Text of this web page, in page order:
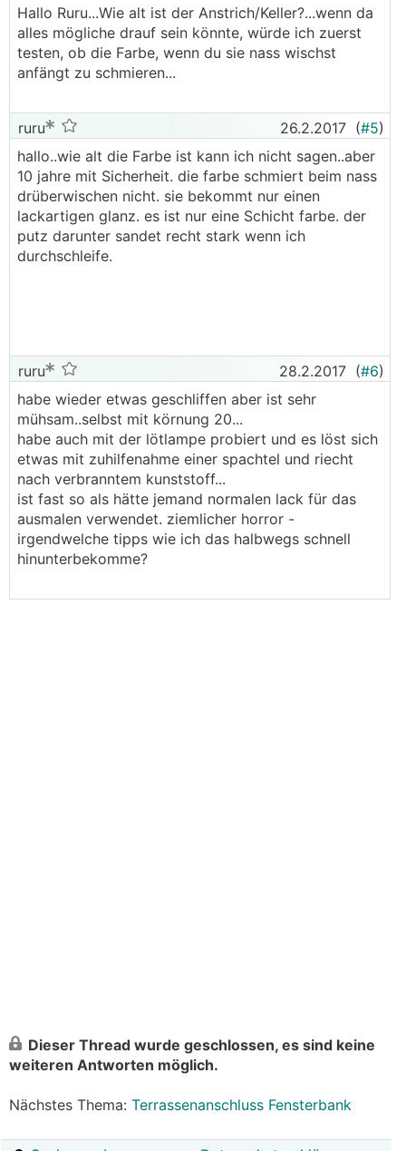
Hallo Ruru...Wie alt ist der Anstrich/Keller?...wenn da
alles mögliche drauf sein könnte, würde ich zuerst
testen, ob die Farbe, wenn du sie nass wischst
anfängt zu schmieren...
ruru 26.2.2017 (#5)
hallo..wie alt die Farbe ist kann ich nicht sagen..aber
10 jahre mit Sicherheit. die farbe schmiert beim nass
drüberwischen nicht. sie bekommt nur einen
lackartigen glanz. es ist nur eine Schicht farbe. der
putz darunter sandet recht stark wenn ich
durchschleife.
ruru 28.2.2017 (#6)
habe wieder etwas geschliffen aber ist sehr
mühsam..selbst mit körnung 20...
habe auch mit der lötlampe probiert und es löst sich
etwas mit zuhilfenahme einer spachtel und riecht
nach verbranntem kunststoff...
ist fast so als hätte jemand normalen lack für das
ausmalen verwendet. ziemlicher horror -
irgendwelche tipps wie ich das halbwegs schnell
hinunterbekomme?
Dieser Thread wurde geschlossen, es sind keine
weiteren Antworten möglich.
Nächstes Thema: Terrassenanschluss Fensterbank